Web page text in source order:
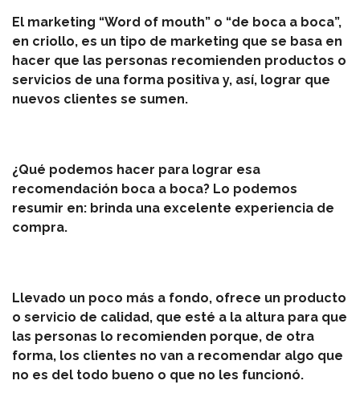
El marketing “Word of mouth” o “de boca a boca”,
en criollo, es un tipo de marketing que se basa en
hacer que las personas recomienden productos o
servicios de una forma positiva y, así, lograr que
nuevos clientes se sumen.
¿Qué podemos hacer para lograr esa
recomendación boca a boca? Lo podemos
resumir en: brinda una excelente experiencia de
compra.
Llevado un poco más a fondo, ofrece un producto
o servicio de calidad, que esté a la altura para que
las personas lo recomienden porque, de otra
forma, los clientes no van a recomendar algo que
no es del todo bueno o que no les funcionó.